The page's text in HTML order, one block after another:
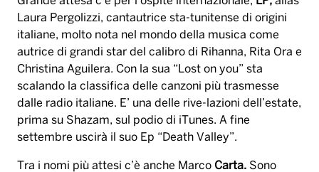
Laura Pergolizzi, cantautrice sta-tunitense di origini
italiane, molto nota nel mondo della musica come
autrice di grandi star del calibro di Rihanna, Rita Ora e
Christina Aguilera. Con la sua “Lost on you” sta
scalando la classifica delle canzoni più trasmesse
dalle radio italiane. E’ una delle rive-lazioni dell’estate,
prima su Shazam, sul podio di iTunes. A fine
settembre uscirà il suo Ep “Death Valley”.
Tra i nomi più attesi c’è anche Marco Carta. Sono